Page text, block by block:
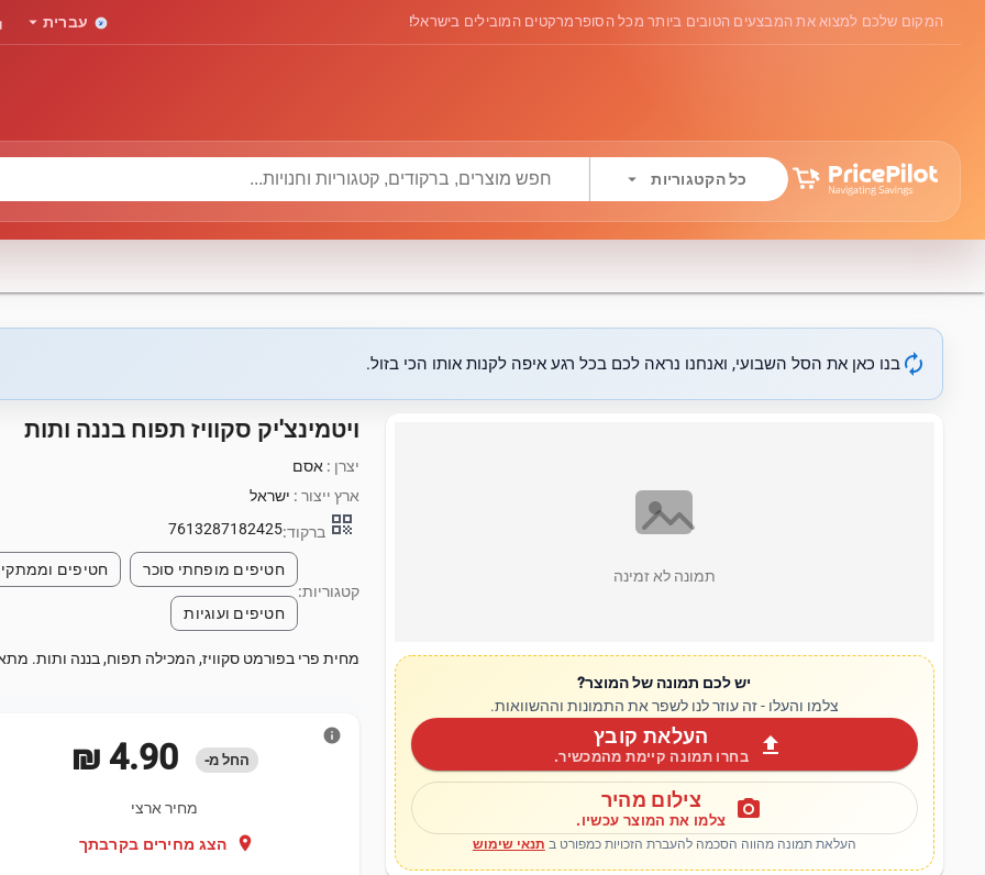
המקום שלכם למצוא את המבצעים הטובים ביותר מכל הסופרמרקטים המובילים בישראל! עברית arrow_drop_down
כל הקטגוריות arrow_drop_down
autorenew בנו כאן את הסל השבועי, ואנחנו נראה לכם בכל רגע איפה לקנות אותו הכי בזול.
תמונה לא זמינה
יש לכם תמונה של המוצר?
צלמו והעלו - זה עוזר לנו לשפר את התמונות וההשוואות.
upload העלאת קובץ
בחרו תמונה קיימת מהמכשיר.
photo_camera צילום מהיר
צלמו את המוצר עכשיו.
העלאת תמונה מהווה הסכמה להעברת הזכויות כמפורט ב תנאי שימוש
ויטמינצ'יק סקוויז תפוח בננה ותות
יצרן : אסם
ארץ ייצור : ישראל
qr_code ברקוד:7613287182425
קטגוריות:
חטיפים מופחתי סוכר חטיפים
חטיפים ועוגיות
מחית פרי בפורמט סקוויז, המכילה תפוח, בננה ותות.
החל מ- ‏4.90 ‏₪
מחיר ארצי
location_on הצג מחירים בקרבתך
info